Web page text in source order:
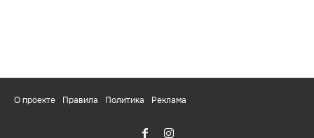
О проекте Правила Политика Реклама